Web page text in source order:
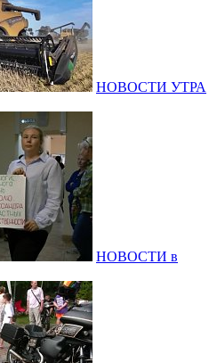
НОВОСТИ УТРА
НОВОСТИ в